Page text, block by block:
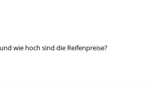
wie hoch sind die Reifenpreise?